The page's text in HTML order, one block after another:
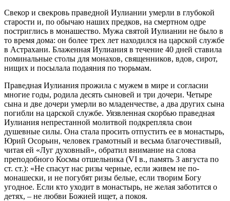
Свекор и свекровь праведной Иулиании умерли в глубокой
старости и, по обычаю наших предков, на смертном одре
постриглись в монашество. Мужа святой Иулиании не было в
то время дома: он более трех лет находился на царской службе
в Астрахани. Блаженная Иулиания в течение 40 дней ставила
поминальные столы для монахов, священников, вдов, сирот,
нищих и посылала подаяния по тюрьмам.
Праведная Иулиания прожила с мужем в мире и согласии
многие годы, родила десять сыновей и три дочери. Четыре
сына и две дочери умерли во младенчестве, а два других сына
погибли на царской службе. Уязвленная скорбью праведная
Иулиания непрестанной молитвой подкрепляла свои
душевные силы. Она стала просить отпустить ее в монастырь,
Юрий Осорьин, человек грамотный и весьма благочестивый,
читая ей «Луг духовный», обратил внимание на слова
преподобного Космы отшельника (VI в., память 3 августа по
ст. ст.): «Не спасут нас ризы черные, если живем не по-
монашески, и не погубят ризы белые, если творим Богу
угодное. Если кто уходит в монастырь, не желая заботится о
детях, – не любви Божией ищет, а покоя.